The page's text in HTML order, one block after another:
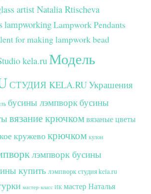
artist Natalia Rtischeva
lampworkingLampwork Pendants
for making lampwork bead
kela.ru Модель
СТУДИЯ KELA.RUУкрашения
бусины лэмпворк бусины
вязание крючкомвязаные цветы
кружевокрючком кулон
лэмпворк бусины
купить лэмпворк студия kela.ru
мастер-класс ИК мастер Наталья